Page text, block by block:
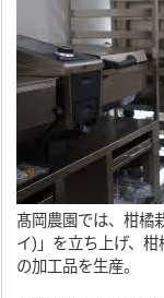
髙岡農園では、柑橘
イ)」を立ち上げ、
の加工品を生産。